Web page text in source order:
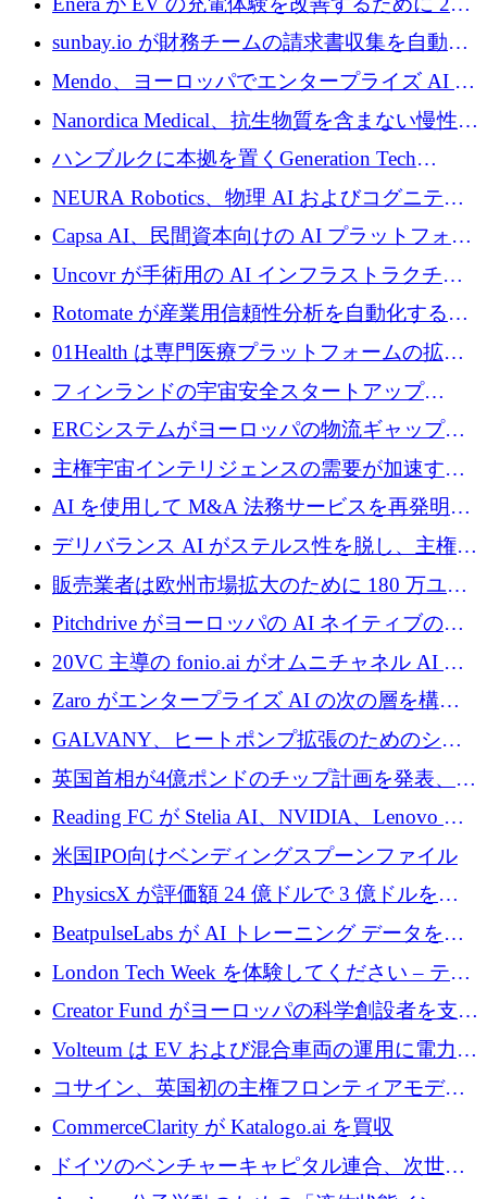
万ドルを調達
sunbay.io が財務チームの請求書収集を自動化
するために 55 万ユーロを調達
Mendo、ヨーロッパでエンタープライズ AI 導
入を拡大するために 1,200 万ユーロを確保
Nanordica Medical、抗生物質を含まない慢性創
傷治療薬を市場に投入するために 160 万ユー
ロを調達
ハンブルクに本拠を置くGeneration Tech
Partnersが5,000万ユーロのAIロールアップファ
NEURA Robotics、物理 AI およびコグニティ
ブ ロボティクス プラットフォームを拡張する
ためにシリーズ C で最大 14 億ドルを確保
Capsa AI、民間資本向けの AI プラットフォー
ムを拡大するために 1,800 万ドルを調達
Uncovr が手術用の AI インフラストラクチャ
を構築するために 700 万ドルを調達
Rotomate が産業用信頼性分析を自動化するた
めに 210 万ユーロを調達
01Health は専門医療プラットフォームの拡大
に 1,500 万ドルを確保
フィンランドの宇宙安全スタートアップ
Aavuus が、スペースデブリ追跡に取り組むプ
レシード資金を獲得
ERCシステムがヨーロッパの物流ギャップを
埋めるために設計された重量物運搬用eVTOL
であるVictorを発表
主権宇宙インテリジェンスの需要が加速する
中、ICEYEは評価額100億ユーロ以上で4億
AI を使用して M&A 法務サービスを再発明す
るために 110 万ユーロを適切に確保
デリバランス AI がステルス性を脱し、主権の
あるエンタープライズ AI を強化
販売業者は欧州市場拡大のために 180 万ユー
ロを確保
Pitchdrive がヨーロッパの AI ネイティブの創
業者を支援するために 6,000 万ユーロを調達
20VC 主導の fonio.ai がオムニチャネル AI プ
ラットフォームのために 1,700 万ドルを調達
Zaro がエンタープライズ AI の次の層を構築
するために 510 万ドルを獲得
GALVANY、ヒートポンプ拡張のためのシー
ドラウンドで1,000万ユーロを確保
英国首相が4億ポンドのチップ計画を発表、英
国の新興企業は「ここで拡大」し「ここに留
まる」
Reading FC が Stelia AI、NVIDIA、Lenovo と
協力して AI Center of Excellence を立ち上げ
米国IPO向けベンディングスプーンファイル
PhysicsX が評価額 24 億ドルで 3 億ドルを調
達
BeatpulseLabs が AI トレーニング データを拡
張するために 180 万ドルのプレシードを調達
London Tech Week を体験してください – テク
ノロジーがヨーロッパのイノベーションの未
来を形作る場所
Creator Fund がヨーロッパの科学創設者を支援
するために 5,600 万ドルを調達
Volteum は EV および混合車両の運用に電力を
供給するために 250 万ユーロを寄付
コサイン、英国初の主権フロンティアモデル
で業界の支援を確保
CommerceClarity が Katalogo.ai を買収
ドイツのベンチャーキャピタル連合、次世代
スタートアップの成長に向けて機関投資家へ